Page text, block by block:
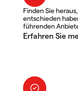
Finden Sie
entschieden
führenden